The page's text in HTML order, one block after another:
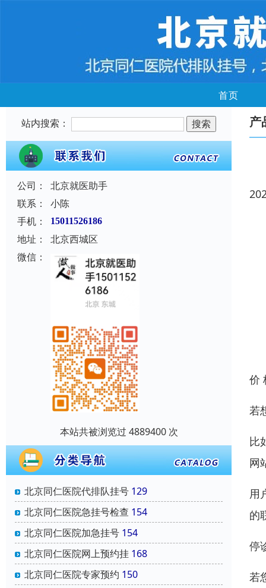
首页
站内搜索：
公司：
北京就医助手
联系：
小陈
手机：
15011526186
地址：
北京西城区
微信：
本站共被浏览过 4889400 次
北京同仁医院代排队挂号 129
北京同仁医院急挂号检查 154
北京同仁医院加急挂号 154
北京同仁医院网上预约挂 168
北京同仁医院专家预约 150
产
价
若
比
网
用
的
停
若